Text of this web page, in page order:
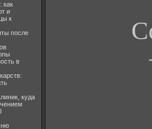
как
и
к
после
в
куда